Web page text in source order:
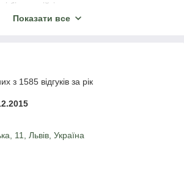
більш стійкі до низьких температур.
саджанця становить 30-35 см.
стійкі до хвороб та шкідників.
Показати все
з 1585 відгуків за рік
11, Львів, Україна